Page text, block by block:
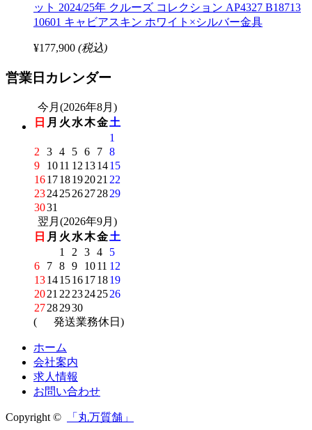
ット 2024/25年 クルーズ コレクション AP4327 B18713
10601 キャビアスキン ホワイト×シルバー金具
¥177,900 (税込)
営業日カレンダー
今月(2026年8月)
日 月 火 水木金土
1
2
3 4 5 6 7 8
9
1011 12 131415
161718192021 22
23242526272829
3031
翌月(2026年9月)
日 月 火 水木金土
1
2 3 4
5
6
7 8 9 1011 12
13141516171819
2021 22 23242526
27282930
(
発送業務休日)
ホーム
会社案内
求人情報
お問い合わせ
Copyright © 「丸万質舗」